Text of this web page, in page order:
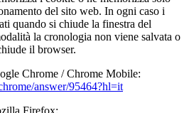
del sito web. In ogni caso i
quando si chiude la finestra del
la cronologia non viene salvata o
il browser.
Chrome / Chrome Mobile:
answer/95464?hl=it
Firefox: